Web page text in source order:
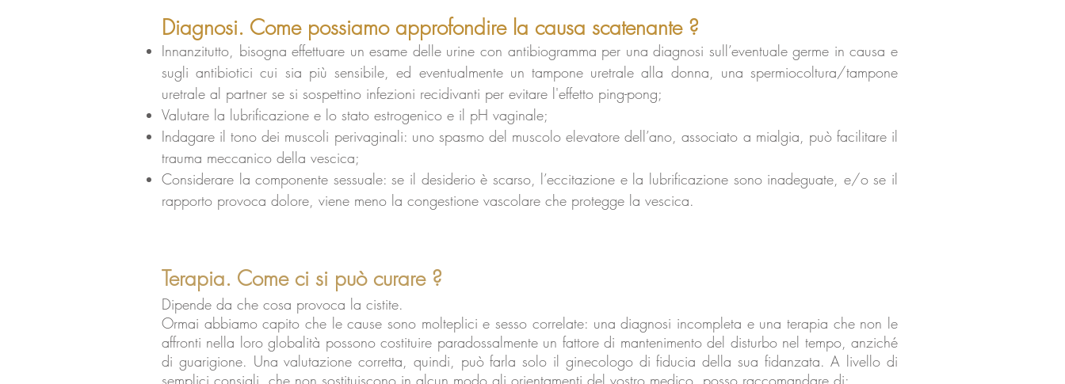
Diagnosi. Come possiamo approfondire la causa scatenante ?
Innanzitutto, bisogna effettuare un esame delle urine con antibiogramma per una diagnosi sull’eventuale germe in causa e
sugli antibiotici cui sia più sensibile, ed eventualmente un tampone uretrale alla donna, una spermiocoltura/tampone
uretrale al partner se si sospettino infezioni recidivanti per evitare l'effetto ping-pong;
Valutare la lubrificazione e lo stato estrogenico e il pH vaginale;
Indagare il tono dei muscoli perivaginali: uno spasmo del muscolo elevatore dell’ano, associato a mialgia, può facilitare il
trauma meccanico della vescica;
Considerare la componente sessuale: se il desiderio è scarso, l’eccitazione e la lubrificazione sono inadeguate, e/o se il
rapporto provoca dolore, viene meno la congestione vascolare che protegge la vescica.
Terapia. Come ci si può curare ?
Dipende da che cosa provoca la cistite.
Ormai abbiamo capito che le cause sono molteplici e sesso correlate: una diagnosi incompleta e una terapia che non le
affronti nella loro globalità possono costituire paradossalmente un fattore di mantenimento del disturbo nel tempo, anziché
di guarigione. Una valutazione corretta, quindi, può farla solo il ginecologo di fiducia della sua fidanzata. A livello di
semplici consigli, che non sostituiscono in alcun modo gli orientamenti del vostro medico, posso raccomandare di: